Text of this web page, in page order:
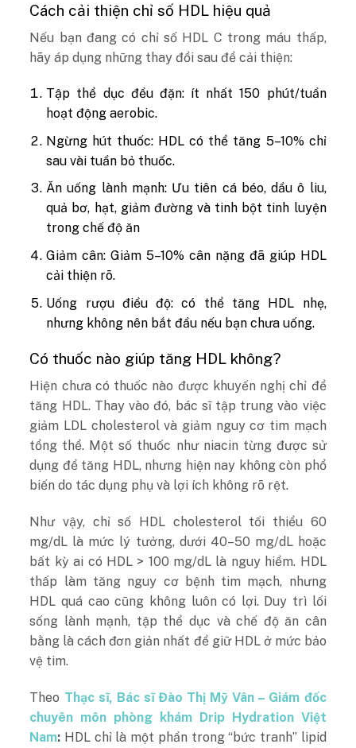
Cách cải thiện chỉ số HDL hiệu quả
Nếu bạn đang có chỉ số HDL C trong máu thấp,
hãy áp dụng những thay đổi sau để cải thiện:
Tập thể dục đều đặn: ít nhất 150 phút/tuần
hoạt động aerobic.
Ngừng hút thuốc: HDL có thể tăng 5–10% chỉ
sau vài tuần bỏ thuốc.
Ăn uống lành mạnh: Ưu tiên cá béo, dầu ô liu,
quả bơ, hạt, giảm đường và tinh bột tinh luyện
trong chế độ ăn
Giảm cân: Giảm 5–10% cân nặng đã giúp HDL
cải thiện rõ.
Uống rượu điều độ: có thể tăng HDL nhẹ,
nhưng không nên bắt đầu nếu bạn chưa uống.
Có thuốc nào giúp tăng HDL không?
Hiện chưa có thuốc nào được khuyến nghị chỉ để
tăng HDL. Thay vào đó, bác sĩ tập trung vào việc
giảm LDL cholesterol và giảm nguy cơ tim mạch
tổng thể. Một số thuốc như niacin từng được sử
dụng để tăng HDL, nhưng hiện nay không còn phổ
biến do tác dụng phụ và lợi ích không rõ rệt.
Như vậy, chỉ số HDL cholesterol tối thiểu 60
mg/dL là mức lý tưởng, dưới 40–50 mg/dL hoặc
bất kỳ ai có HDL > 100 mg/dL là nguy hiểm. HDL
thấp làm tăng nguy cơ bệnh tim mạch, nhưng
HDL quá cao cũng không luôn có lợi. Duy trì lối
sống lành mạnh, tập thể dục và chế độ ăn cân
bằng là cách đơn giản nhất để giữ HDL ở mức bảo
vệ tim.
Theo Thạc sĩ, Bác sĩ Đào Thị Mỹ Vân – Giám đốc
chuyên môn phòng khám Drip Hydration Việt
Nam: HDL chỉ là một phần trong “bức tranh” lipid